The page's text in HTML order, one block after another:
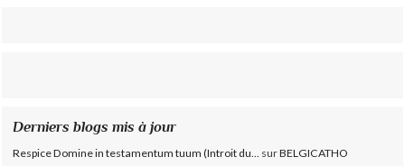
Derniers blogs mis à jour
Respice Domine in testamentum tuum (Introit du... surBELGICATHO